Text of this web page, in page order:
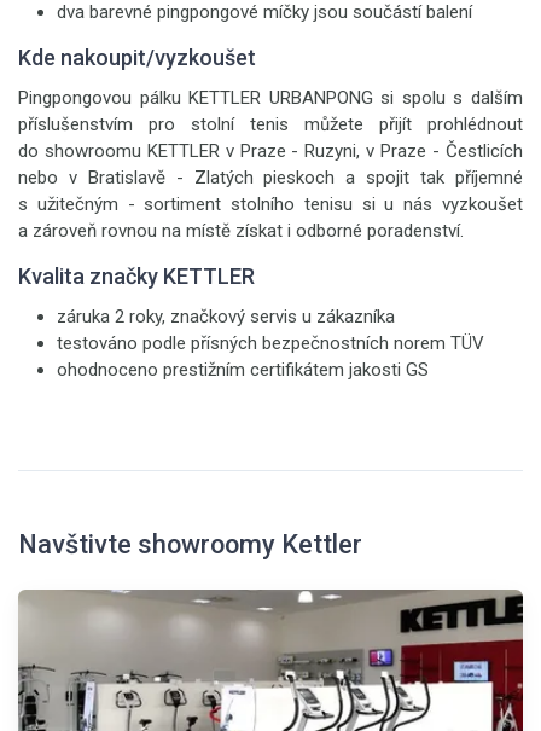
dva barevné pingpongové míčky jsou součástí balení
Kde nakoupit/vyzkoušet
Pingpongovou pálku KETTLER URBANPONG si spolu s dalším
příslušenstvím pro stolní tenis můžete přijít prohlédnout
do showroomu KETTLER v Praze - Ruzyni, v Praze - Čestlicích
nebo v Bratislavě - Zlatých pieskoch a spojit tak příjemné
s užitečným - sortiment stolního tenisu si u nás vyzkoušet
a zároveň rovnou na místě získat i odborné poradenství.
Kvalita značky KETTLER
záruka 2 roky, značkový servis u zákazníka
testováno podle přísných bezpečnostních norem TÜV
ohodnoceno prestižním certifikátem jakosti GS
Navštivte showroomy Kettler